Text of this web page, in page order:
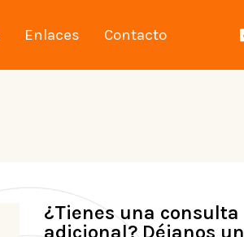
Enlaces Contacto
¿Tienes una consulta
adicional? Déjanos un